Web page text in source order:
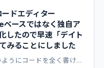
ドエディター
ースではなく独自ア
したので早速「デイト
みることにしました
うにコードを全く書け…